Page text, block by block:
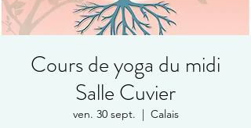
Cours de yoga du midi
Salle Cuvier
ven. 30 sept.
  |
Calais